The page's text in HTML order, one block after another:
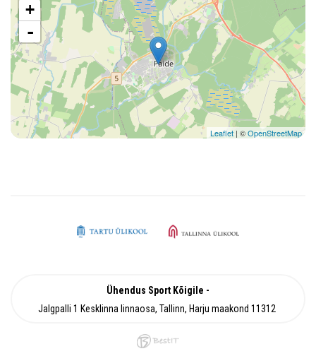
+
-
Leaflet | ©OpenStreetMap
Ühendus Sport Kõigile
Jalgpalli 1 Kesklinna linnaosa, Tallinn, Harju maakond 11312